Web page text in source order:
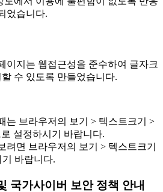
었습니다.
이지는 웹접근성을 준수하여 글자크
수 있도록 만들었습니다.
는 브라우저의 보기 > 텍스트크기 >
설정하시기 바랍니다.
려면 브라우저의 보기 > 텍스트크기
바랍니다.
국가사이버 보안 정책 안내